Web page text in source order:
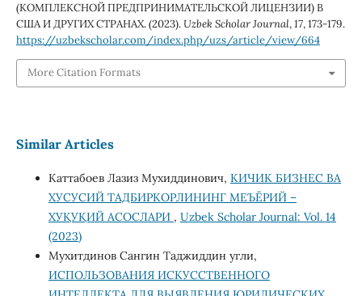
(КОМПЛЕКСНОЙ ПРЕДПРИНИМАТЕЛЬСКОЙ ЛИЦЕНЗИИ) В
США И ДРУГИХ СТРАНАХ. (2023).Uzbek Scholar Journal,17, 173-179.
https://uzbekscholar.com/index.php/uzs/article/view/664
More Citation Formats
Similar Articles
Каттабоев Лазиз Мухиддинович, КИЧИК БИЗНЕС ВА
ХУСУСИЙ ТАДБИРКОРЛИНИНГ МЕЪЁРИЙ –
ХУҚУҚИЙ АСОСЛАРИ , Uzbek Scholar Journal: Vol. 14
(2023)
Мухитдинов Сангин Таджиддин угли,
ИСПОЛЬЗОВАНИЯ ИСКУССТВЕННОГО